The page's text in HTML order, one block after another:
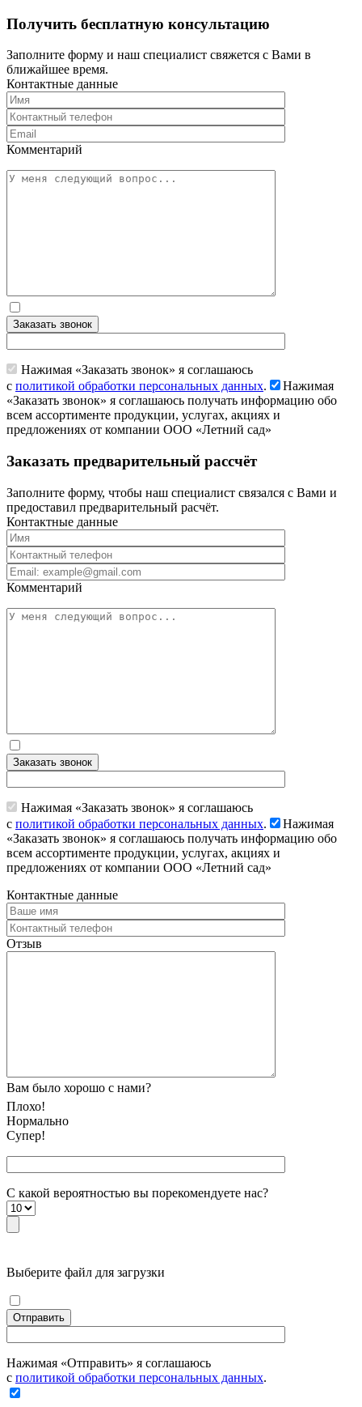
Получить бесплатную консультацию
Заполните форму и наш специалист свяжется с Вами в
ближайшее время.
Контактные данные
Комментарий
Заказать звонок
Нажимая «Заказать звонок» я соглашаюсь
с политикой обработки персональных данных.
Нажимая
«Заказать звонок» я соглашаюсь получать информацию обо
всем ассортименте продукции, услугах, акциях и
предложениях от компании ООО «Летний сад»
Заказать предварительный рассчёт
Заполните форму, чтобы наш специалист связался с Вами и
предоставил предварительный расчёт.
Контактные данные
Комментарий
Заказать звонок
Нажимая «Заказать звонок» я соглашаюсь
с политикой обработки персональных данных.
Нажимая
«Заказать звонок» я соглашаюсь получать информацию обо
всем ассортименте продукции, услугах, акциях и
предложениях от компании ООО «Летний сад»
Контактные данные
Отзыв
Вам было хорошо с нами?
Плохо!
Нормально
Супер!
С какой вероятностью вы порекомендуете наc?
Выберите файл для загрузки
Отправить
Нажимая «Отправить» я соглашаюсь
с политикой обработки персональных данных.